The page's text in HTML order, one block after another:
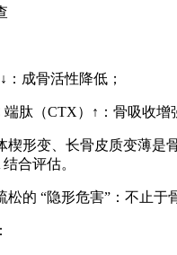
：成骨活性降低；
端肽（CTX）↑：骨吸收增
楔形变、长骨皮质变薄是
合评估。
松的 “隐形危害”：不止于